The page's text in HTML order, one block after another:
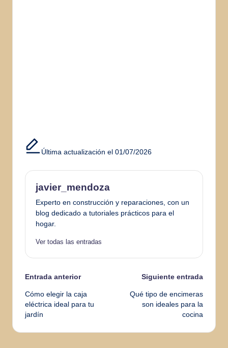
Última actualización el 01/07/2026
javier_mendoza
Experto en construcción y reparaciones, con un
blog dedicado a tutoriales prácticos para el
hogar.
Ver todas las entradas
Navegación
de
entradas
Entrada anterior
Cómo elegir la caja
eléctrica ideal para tu
jardín
Siguiente entrada
Qué tipo de encimeras
son ideales para la
cocina